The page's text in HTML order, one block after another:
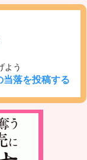
よう
当落を投稿する